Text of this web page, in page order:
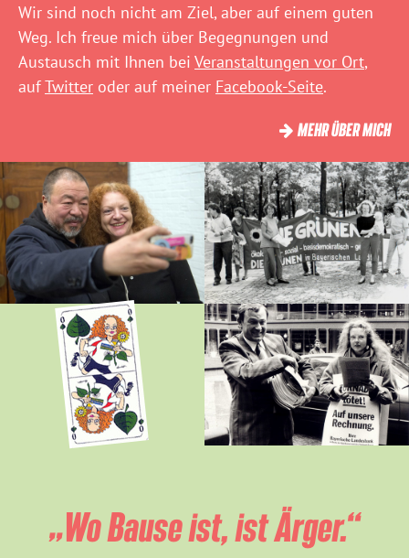
Wir sind noch nicht am Ziel, aber auf einem guten
Weg. Ich freue mich über Begegnungen und
Austausch mit Ihnen bei Veranstaltungen vor Ort,
aufTwitter oder auf meiner Facebook-Seite.
MEHR ÜBER MICH
„Wo Bause ist, ist Ärger.“